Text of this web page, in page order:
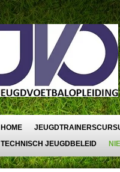
HOME
TECHNISCH JEUGDBELEID